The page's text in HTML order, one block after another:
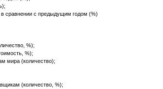
сравнении с предыдущим годом (%)
%);
%);
мира (количество);
(количество, %);